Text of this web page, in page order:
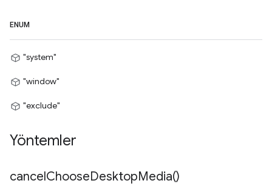
ENUM
"system"
"window"
"exclude"
Yöntemler
cancelChooseDesktopMedia()